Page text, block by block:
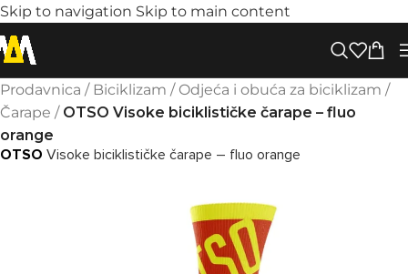
Skip to navigation Skip to main content
Prodavnica / Biciklizam / Odjeća i obuća za biciklizam /
Čarape / OTSO Visoke biciklističke čarape – fluo
orange
OTSO Visoke biciklističke čarape – fluo orange